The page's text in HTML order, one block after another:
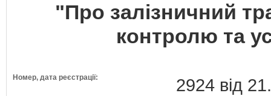
"Про залізничний
контролю та
Номер, дата реєстрації: 2924 від